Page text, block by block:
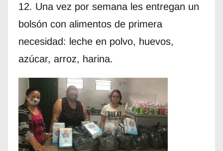
12. Una vez por semana les entregan un
bolsón con alimentos de primera
necesidad: leche en polvo, huevos,
azúcar, arroz, harina.